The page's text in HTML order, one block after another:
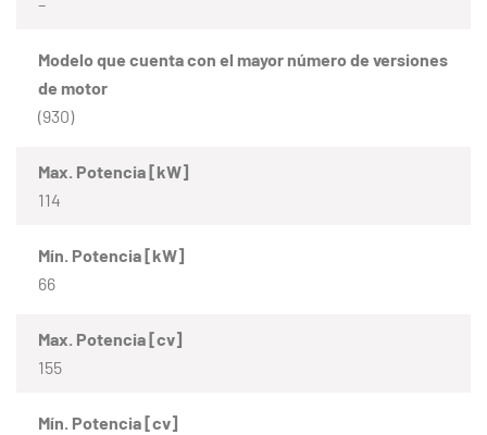
Modelo que cuenta con el mayor número de versiones
de motor
(930)
Max. Potencia [kW]
114
Mín. Potencia [kW]
66
Max. Potencia [cv]
155
Mín. Potencia [cv]